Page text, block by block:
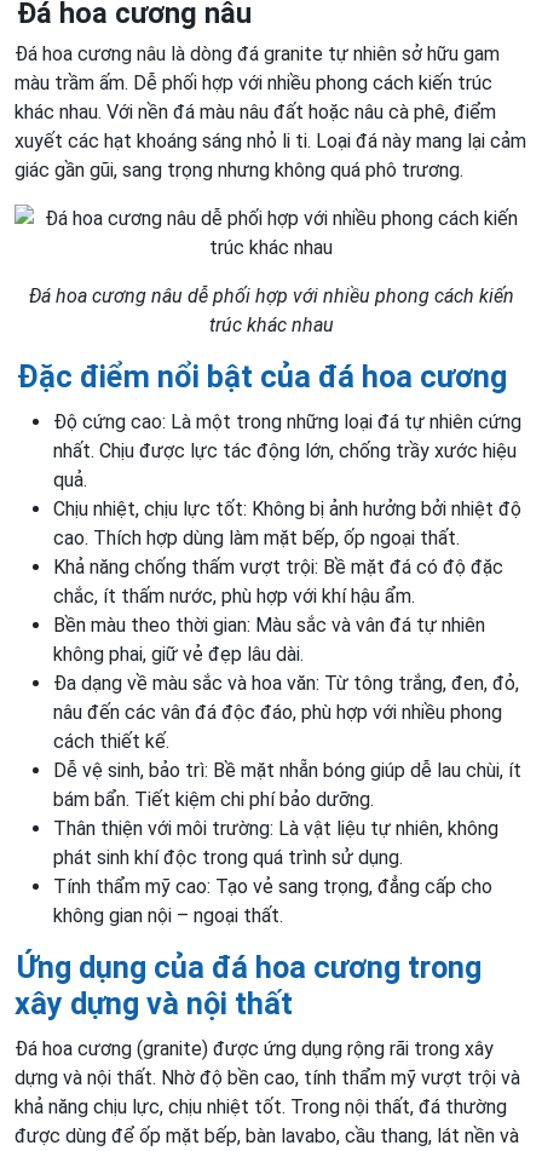
Đá hoa cương nâu
Đá hoa cương nâu là dòng đá granite tự nhiên sở hữu gam
màu trầm ấm. Dễ phối hợp với nhiều phong cách kiến trúc
khác nhau. Với nền đá màu nâu đất hoặc nâu cà phê, điểm
xuyết các hạt khoáng sáng nhỏ li ti. Loại đá này mang lại cảm
giác gần gũi, sang trọng nhưng không quá phô trương.
Đá hoa cương nâu dễ phối hợp với nhiều phong cách kiến
trúc khác nhau
Đặc điểm nổi bật của đá hoa cương
Độ cứng cao: Là một trong những loại đá tự nhiên cứng
nhất. Chịu được lực tác động lớn, chống trầy xước hiệu
quả.
Chịu nhiệt, chịu lực tốt: Không bị ảnh hưởng bởi nhiệt độ
cao. Thích hợp dùng làm mặt bếp, ốp ngoại thất.
Khả năng chống thấm vượt trội: Bề mặt đá có độ đặc
chắc, ít thấm nước, phù hợp với khí hậu ẩm.
Bền màu theo thời gian: Màu sắc và vân đá tự nhiên
không phai, giữ vẻ đẹp lâu dài.
Đa dạng về màu sắc và hoa văn: Từ tông trắng, đen, đỏ,
nâu đến các vân đá độc đáo, phù hợp với nhiều phong
cách thiết kế.
Dễ vệ sinh, bảo trì: Bề mặt nhẵn bóng giúp dễ lau chùi, ít
bám bẩn. Tiết kiệm chi phí bảo dưỡng.
Thân thiện với môi trường: Là vật liệu tự nhiên, không
phát sinh khí độc trong quá trình sử dụng.
Tính thẩm mỹ cao: Tạo vẻ sang trọng, đẳng cấp cho
không gian nội – ngoại thất.
Ứng dụng của đá hoa cương trong
xây dựng và nội thất
Đá hoa cương (granite) được ứng dụng rộng rãi trong xây
dựng và nội thất. Nhờ độ bền cao, tính thẩm mỹ vượt trội và
khả năng chịu lực, chịu nhiệt tốt. Trong nội thất, đá thường
được dùng để ốp mặt bếp, bàn lavabo, cầu thang, lát nền và